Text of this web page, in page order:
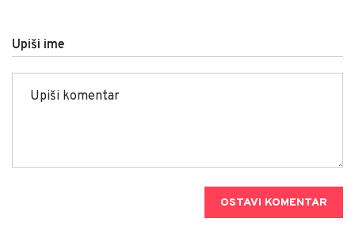
Upiši ime
OSTAVI KOMENTAR